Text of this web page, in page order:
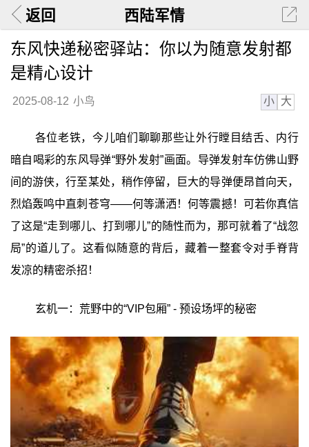
返回 西陆军情
东风快递秘密驿站：你以为随意发射都
是精心设计
2025-08-12 小鸟 小 大
各位老铁，今儿咱们聊聊那些让外行瞠目结舌、内行
暗自喝彩的东风导弹“野外发射”画面。导弹发射车仿佛山野
间的游侠，行至某处，稍作停留，巨大的导弹便昂首向天，
烈焰轰鸣中直刺苍穹——何等潇洒！何等震撼！可若你真信
了这是“走到哪儿、打到哪儿”的随性而为，那可就着了“战忽
局”的道儿了。这看似随意的背后，藏着一整套令对手脊背
发凉的精密杀招！
玄机一：荒野中的“VIP包厢” - 预设场坪的秘密